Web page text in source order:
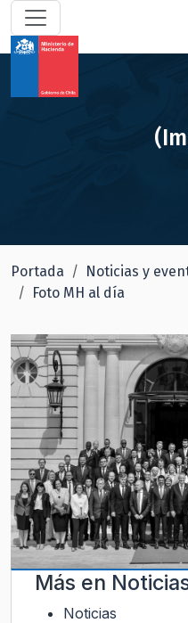
Portada Noticias y
Foto MH al día
Más en
Noticias